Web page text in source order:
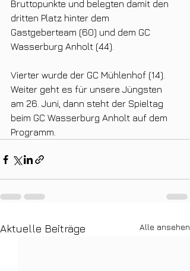
Bruttopunkte und belegten damit den
dritten Platz hinter dem
Gastgeberteam (60) und dem GC
Wasserburg Anholt (44).
Vierter wurde der GC Mühlenhof (14).
Weiter geht es für unsere Jüngsten
am 26. Juni, dann steht der Spieltag
beim GC Wasserburg Anholt auf dem
Programm.
Aktuelle Beiträge Alle ansehen